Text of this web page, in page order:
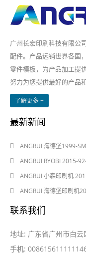
广州长宏印刷科技有限公
配件。产品远销世界各国
零件模板，为产品加工提
努力为您提供最好的产品
了解更多 +
最新新闻
ANGRUI 海德堡1999-
ANGRUI RYOBI 2015-
ANGRUI 小森印刷机
ANGRUI 海德堡印刷机
联系我们
地址: 广东省广州市白云
手机: